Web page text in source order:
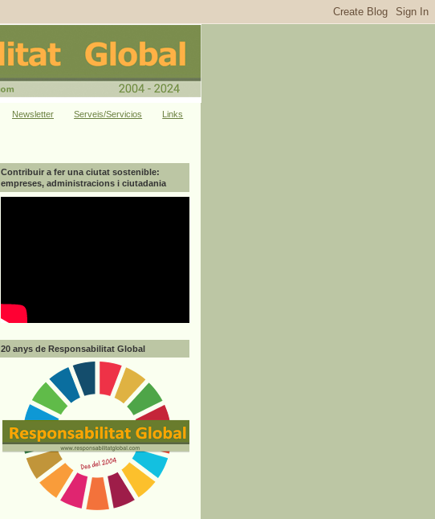
Newsletter Serveis/Servicios Links
Contribuir a fer una ciutat sostenible:
empreses, administracions i ciutadania
20 anys de Responsabilitat Global